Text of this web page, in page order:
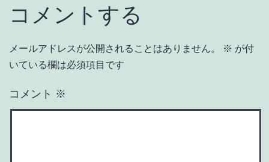
コメントする
メールアドレスが公開されることはありません。 ※ が付
いている欄は必須項目です
コメント ※